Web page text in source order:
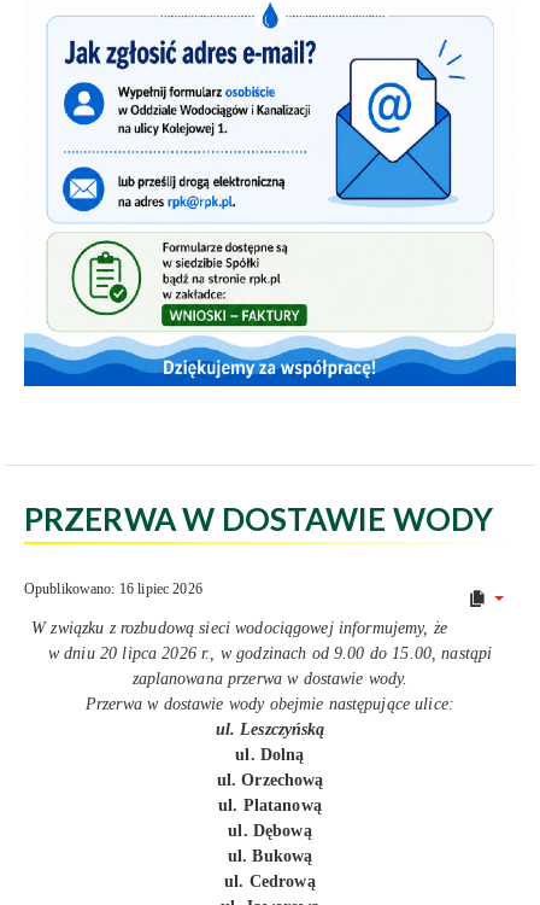
PRZERWA W DOSTAWIE WODY
Opublikowano: 16 lipiec 2026
W związku z rozbudową sieci wodociągowej informujemy, że
w dniu 20 lipca 2026 r., w godzinach od 9.00 do 15.00, nastąpi
zaplanowana przerwa w dostawie wody.
Przerwa w dostawie wody obejmie następujące ulice:
ul. Leszczyńską
ul. Dolną
ul. Orzechową
ul. Platanową
ul. Dębową
ul. Bukową
ul. Cedrową